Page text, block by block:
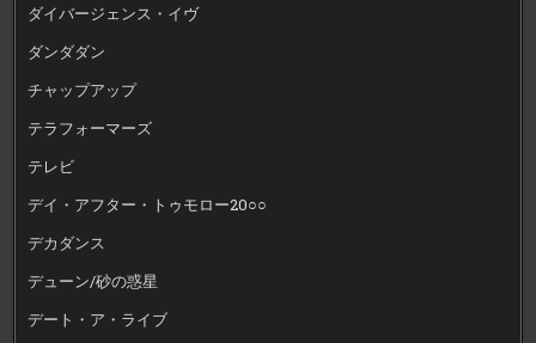
ダイバージェンス・イヴ
ダンダダン
チャップアップ
テラフォーマーズ
テレビ
デイ・アフター・トゥモロー20○○
デカダンス
デューン/砂の惑星
デート・ア・ライブ